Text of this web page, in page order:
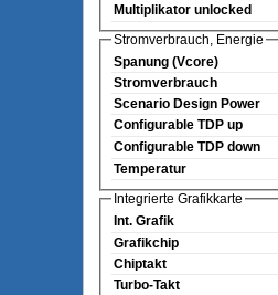
Multiplikator unlocked
Stromverbrauch, Energie
Spanung (Vcore)
Stromverbrauch
Scenario Design Power
Configurable TDP up
Configurable TDP down
Temperatur
Integrierte Grafikkarte
Int. Grafik
Grafikchip
Chiptakt
Turbo-Takt